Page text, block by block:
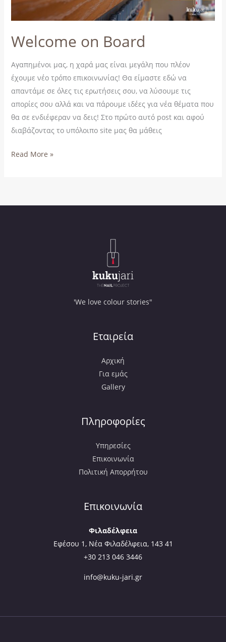
Welcome on Board
Αγαπημένοι μας, η χαρά μας είναι μεγάλη που πλέον
έχουμε νέο τρόπο επικοινωνίας! Θα είμαστε εδώ να
απαντάμε σε όλες τις ερωτήσεις σου, να λύσουμε τις
απορίες σου αλλά και να πάρουμε ιδέες για νέα θέματα που
θα σε ενδιέφεραν να δεις! Στο πρώτο αυτό post και αφού
διαβάζοντας το υπόλοιπο site μας θα μάθεις
Read More »
'We love colour stories"
Εταιρεία
Αρχική
Για εμάς
Gallery
Πληροφορίες
Υπηρεσίες
Επικοινωνία
Πολιτική Απορρήτου
Επικοινωνία
Φιλαδέλφεια
Εφέσου 1, Νέα Φιλαδέλφεια, 143 41
+30 213 046 3446
info@kuku-jari.gr